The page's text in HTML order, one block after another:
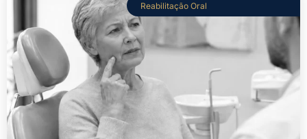
Reabilitação Oral